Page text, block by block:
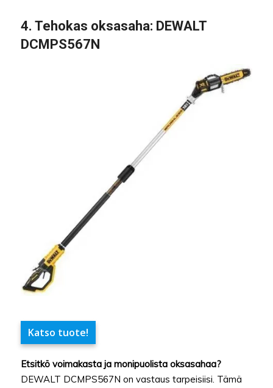
4. Tehokas oksasaha: DEWALT
DCMPS567N
Katso tuote!
Etsitkö voimakasta ja monipuolista oksasahaa?
DEWALT DCMPS567N on vastaus tarpeisiisi. Tämä